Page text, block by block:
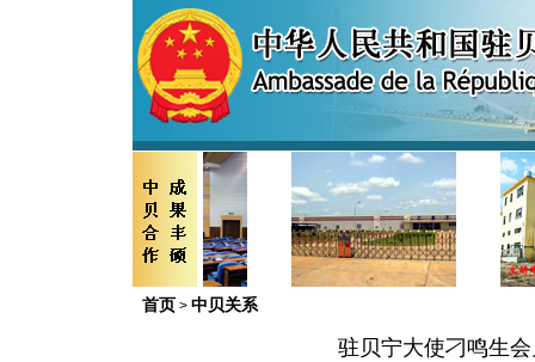
首页 > 中贝关系
驻贝宁大使刁鸣生